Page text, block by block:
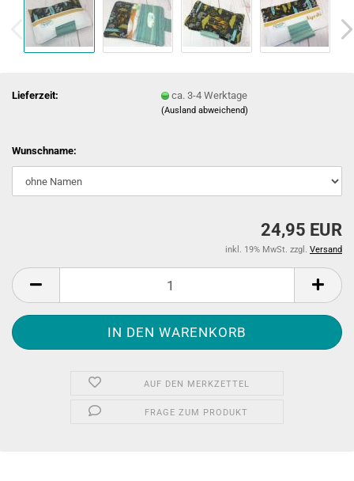
Lieferzeit: ca. 3-4 Werktage
(Ausland abweichend)
Wunschname:
24,95 EUR
inkl. 19% MwSt. zzgl. Versand
AUF DEN MERKZETTEL
FRAGE ZUM PRODUKT